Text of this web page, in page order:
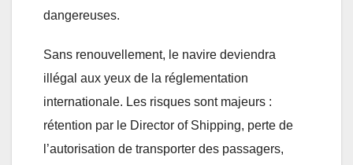
dangereuses.
Sans renouvellement, le navire deviendra
illégal aux yeux de la réglementation
internationale. Les risques sont majeurs :
rétention par le Director of Shipping, perte de
l’autorisation de transporter des passagers,